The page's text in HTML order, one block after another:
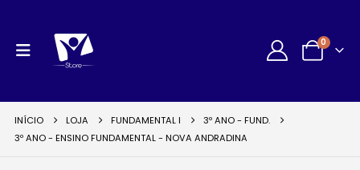
0
INÍCIO LOJA FUNDAMENTAL I
3º ANO - FUND.
3º ANO - ENSINO FUNDAMENTAL - NOVA ANDRADINA